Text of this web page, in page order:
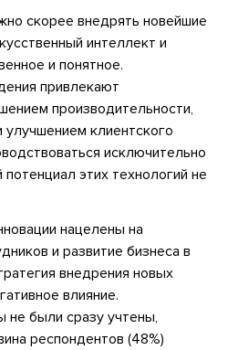
скорее внедрять новейшие
интеллект и
и понятное.
привлекают
производительности,
клиентского
исключительно
этих технологий не
нацелены на
и развитие бизнеса в
внедрения новых
влияние.
не были сразу учтены,
респондентов (48%)